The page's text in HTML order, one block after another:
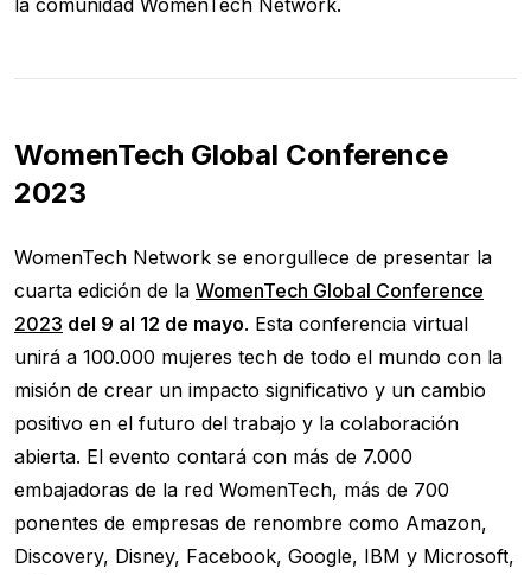
WomenTech Global Conference
2023
WomenTech Network se enorgullece de presentar la
cuarta edición de la WomenTech Global Conference
2023 del 9 al 12 de mayo. Esta conferencia virtual
unirá a 100.000 mujeres tech de todo el mundo con la
misión de crear un impacto significativo y un cambio
positivo en el futuro del trabajo y la colaboración
abierta. El evento contará con más de 7.000
embajadoras de la red WomenTech, más de 700
ponentes de empresas de renombre como Amazon,
Discovery, Disney, Facebook, Google, IBM y Microsoft,